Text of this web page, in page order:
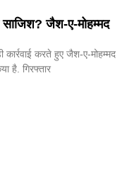
जैश-ए-मोहम्मद
करते हुए जैश-ए-मोहम्मद
है. गिरफ्तार